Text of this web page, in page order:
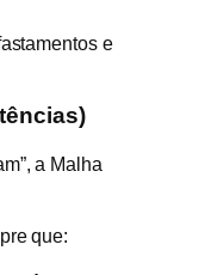
e
a Malha
que: